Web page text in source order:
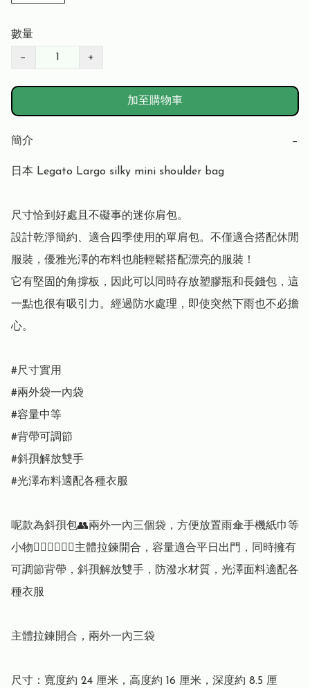
數量
− +
加至購物車
簡介 −
日本 Legato Largo silky mini shoulder bag
尺寸恰到好處且不礙事的迷你肩包。
設計乾淨簡約、適合四季使用的單肩包。不僅適合搭配休閒
服裝，優雅光澤的布料也能輕鬆搭配漂亮的服裝！
它有堅固的角撐板，因此可以同時存放塑膠瓶和長錢包，這
一點也很有吸引力。經過防水處理，即使突然下雨也不必擔
心。
#尺寸實用
#兩外袋一內袋
#容量中等
#背帶可調節
#斜孭解放雙手
#光澤布料適配各種衣服
呢款為斜孭包👥兩外一內三個袋，方便放置雨傘手機紙巾等
小物👍🏻👍🏻👍🏻主體拉鍊開合，容量適合平日出門，同時擁有
可調節背帶，斜孭解放雙手，防潑水材質，光澤面料適配各
種衣服
主體拉鍊開合，兩外一內三袋
尺寸：寬度約 24 厘米，高度約 16 厘米，深度約 8.5 厘